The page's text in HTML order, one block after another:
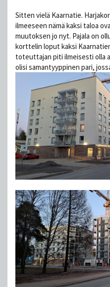
Sitten vielä Kaarnatie.
ilmeeseen nämä kaksi taloa
muutoksen jo nyt. Pajala on
korttelin loput kaksi
toteuttajan piti ilmeisesti olla
olisi samantyyppinen pari,